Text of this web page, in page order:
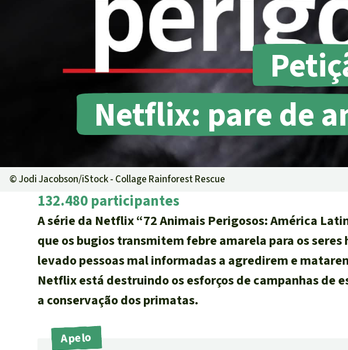
Pecuária intensiva
Roubo de terras
Áreas de proteção ambiental
©Jodi Jacobson/iStock - Collage Rainforest Rescue
Netflix: pare de
132.480 participantes
A série da Netflix “72 Animais Perigosos: América
que os bugios transmitem febre amarela para os seres
levado pessoas mal informadas a agredirem e
Netflix está destruindo os esforços de campanhas de
a conservação dos primatas.
Apelo